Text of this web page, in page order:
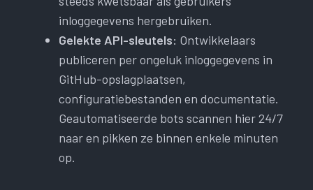
inloggegevens hergebruiken.
Gelekte API-sleutels: Ontwikkelaars
publiceren per ongeluk inloggegevens in
GitHub-opslagplaatsen,
configuratiebestanden en documentatie.
Geautomatiseerde bots scannen hier 24/7
naar en pikken ze binnen enkele minuten
op.